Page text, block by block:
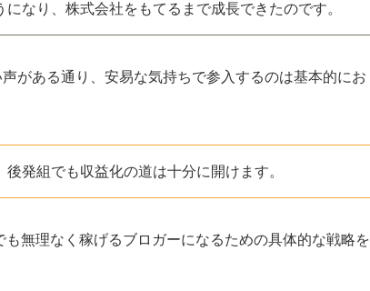
なり、株式会社をもてるまで成長できたのです。
がある通り、安易な気持ちで参入するのは基本的にお
発組でも収益化の道は十分に開けます。
無理なく稼げるブロガーになるための具体的な戦略を